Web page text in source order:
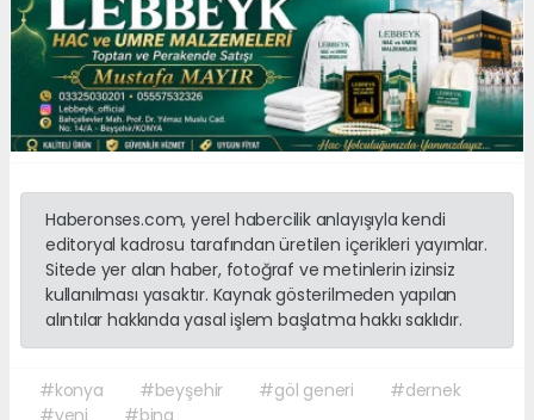
Haberonses.com, yerel habercilik anlayışıyla kendi
editoryal kadrosu tarafından üretilen içerikleri yayımlar.
Sitede yer alan haber, fotoğraf ve metinlerin izinsiz
kullanılması yasaktır. Kaynak gösterilmeden yapılan
alıntılar hakkında yasal işlem başlatma hakkı saklıdır.
#konya #beyşehir #göl generi
#dernek